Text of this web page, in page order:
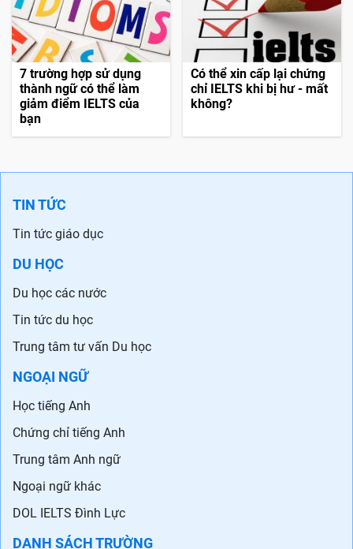
7 trường hợp sử dụng
thành ngữ có thể làm
giảm điểm IELTS của
bạn
Có thể xin cấp lại chứng
chỉ IELTS khi bị hư - mất
không?
TIN TỨC
Tin tức giáo dục
DU HỌC
Du học các nước
Tin tức du học
Trung tâm tư vấn Du học
NGOẠI NGỮ
Học tiếng Anh
Chứng chỉ tiếng Anh
Trung tâm Anh ngữ
Ngoại ngữ khác
DOL IELTS Đình Lực
DANH SÁCH TRƯỜNG